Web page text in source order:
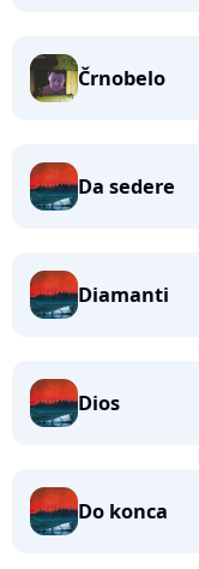
Črnobelo
Da sedere
Diamanti
Dios
Do konca